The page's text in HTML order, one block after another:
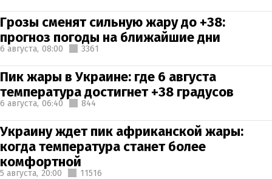
Грозы сменят сильную жару до +38:
прогноз погоды на ближайшие дни
6 августа, 08:00 3361
Пик жары в Украине: где 6 августа
температура достигнет +38 градусов
6 августа, 06:40 844
Украину ждет пик африканской жары:
когда температура станет более
комфортной
5 августа, 20:00 11516